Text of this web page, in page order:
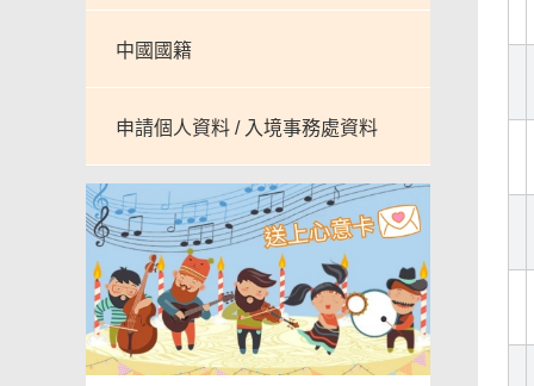
中國國籍
申請個人資料 / 入境事務處資料